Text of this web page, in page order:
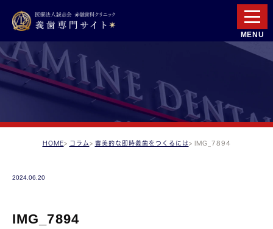
HOME コラム 審美的な即時義歯をつくるには IMG_7894
2024.06.20
IMG_7894